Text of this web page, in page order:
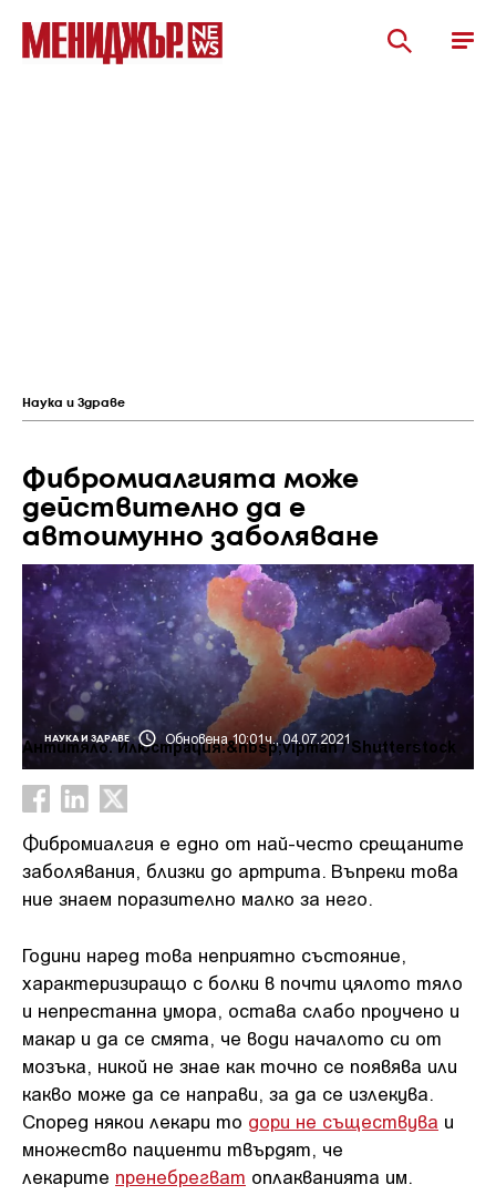
Наука и Здраве
Фибромиалгията може
действително да е
автоимунно заболяване
НАУКА И ЗДРАВЕ Обновена 10:01ч., 04.07.2021
Антитяло. Илюстрация:&nbsp;vipman / Shutterstock
Фибромиалгия е едно от най-често срещаните
заболявания, близки до артрита. Въпреки това
ние знаем поразително малко за него.
Години наред това неприятно състояние,
характеризиращо с болки в почти цялото тяло
и непрестанна умора, остава слабо проучено и
макар и да се смята, че води началото си от
мозъка, никой не знае как точно се появява или
какво може да се направи, за да се излекува.
Според някои лекари то дори не съществува и
множество пациенти твърдят, че
лекарите пренебрегват оплакванията им.